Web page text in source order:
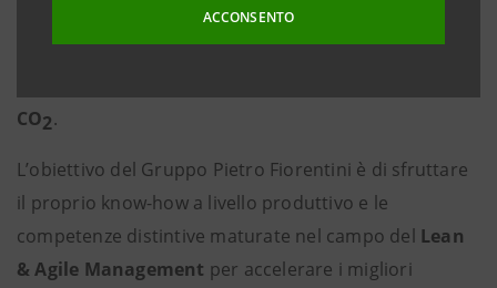
ACCONSENTO
internazionali volta a identificare e supportare le
migliori tecnologie legate allosviluppo della filiera
CO2.
L’obiettivo del Gruppo Pietro Fiorentini è di sfruttare
il proprio know-how a livello produttivo e le
competenze distintive maturate nel campo del Lean
& Agile Management per accelerare i migliori